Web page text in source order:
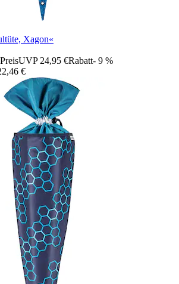
Xagon«
UVP 24,95 €Rabatt- 9 %
€